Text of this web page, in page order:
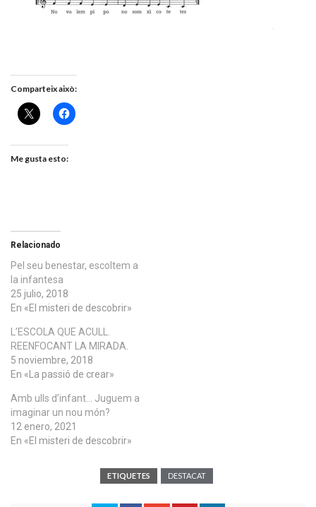
Comparteix això:
Me gusta esto:
Relacionado
Pel seu benestar, escoltem a
la infantesa
25 julio, 2018
En «El misteri de descobrir»
L’ESCOLA QUE ACULL.
REENFOCANT LA MIRADA.
5 noviembre, 2018
En «La passió de crear»
Amb ulls d’infant… Juguem a
imaginar un nou món?
12 enero, 2021
En «El misteri de descobrir»
ETIQUETES DESTACAT